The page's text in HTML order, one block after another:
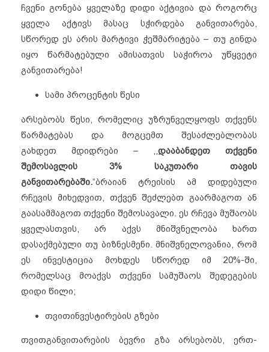
ჩვენი გონება ყველაზე დიდი აქტივია და როგორც
ყველა აქტივს მასაც სჭირდება განვითარება,
სწორედ ეს არის მარტივი ჭეშმარიტება – თუ გინდა
იყო წარმატებული ამისათვის საჭიროა უწყვეტი
განვითარება!
სამი პროცენტის წესი
არსებობს წესი, რომელიც უზრუნველყოფს თქვენს
წარმატებას და მოგცემთ შესაძლებლობას
გახდეთ მდიდრები – ,,დააბანდეთ თქვენი
შემოსავლის 3% საკუთარი თავის
განვითარებაში.“ბრაიან ტრეისის ამ დიდებული
რჩევის მიხედვით, თქვენ შეძლებთ გაარმაგოთ ან
გაასამმაგოთ თქვენი შემოსავალი. ეს რჩევა მუშაობს
ყველასთვის, არ აქვს მნიშვნელობა ხართ
დასაქმებული თუ ბიზნესმენი. მნიშვნელოვანია, რომ
ეს ინვესტიცია მოხდეს სწორედ იმ 20%-ში,
რომელსაც მოაქვს თქვენი სამუშაოს შედეგების
დიდი წილი;
თვითინვესტირების გზები
თვითგანვითარების ბევრი გზა არსებობს, ერთ-